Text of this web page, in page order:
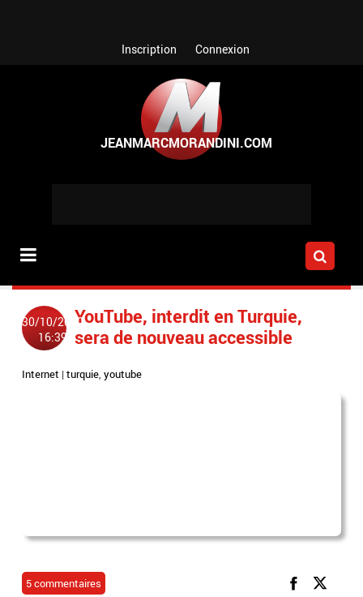
Inscription Connexion
30/10/2010
16:39
YouTube, interdit en Turquie,
sera de nouveau accessible
Internet |turquie,youtube
5 commentaires